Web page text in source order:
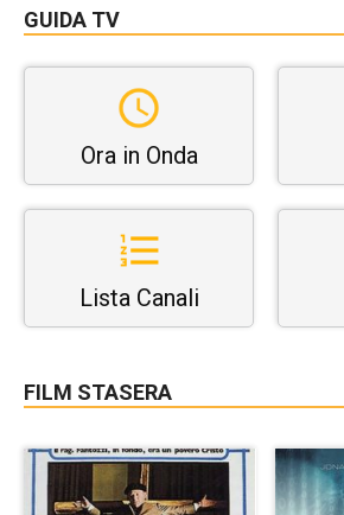
GUIDA TV
Ora in Onda
Lista Canali
FILM STASERA